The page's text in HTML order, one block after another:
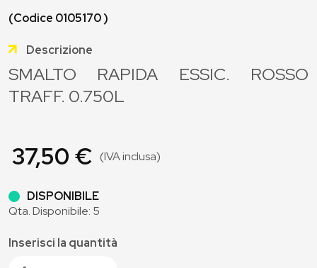
(Codice 0105170 )
Descrizione
SMALTO RAPIDA ESSIC. ROSSO
TRAFF. 0.750L
37,50 € (IVA inclusa)
DISPONIBILE
Qta. Disponibile: 5
Inserisci la quantità